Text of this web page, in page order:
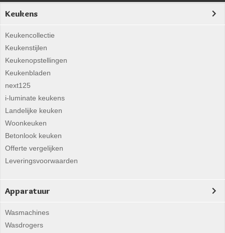
Keukens
Keukencollectie
Keukenstijlen
Keukenopstellingen
Keukenbladen
next125
i-luminate keukens
Landelijke keuken
Woonkeuken
Betonlook keuken
Offerte vergelijken
Leveringsvoorwaarden
Apparatuur
Wasmachines
Wasdrogers